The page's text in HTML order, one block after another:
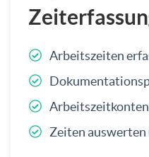
Arbeitszeiten
Zeiten